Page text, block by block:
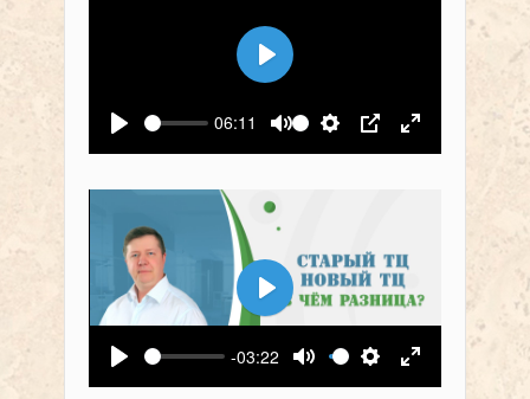
Воспроизвести
06:11
Выключить звук
Настройки
PIP На весь
Воспроизвести
Воспроизвести
-03:22
Выключить звук
Настройки
На весь
Воспроизвести